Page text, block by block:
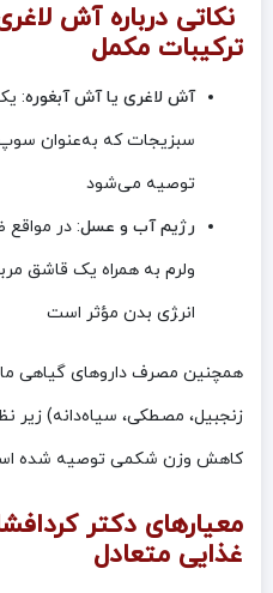
نکاتی درباره آش
ترکیبات مکمل
آش لاغری یا آش آبغوره:
سبزیجات که به‌عنوان سوپ
توصیه می‌شود
رژیم آب و عسل: در
ولرم به همراه یک قاشق
انر‍ژی بدن مؤثر است
همچنین مصرف داروهای گیاهی
زنجبیل، مصطکی، سیاه‌دانه) زیر
کاهش وزن شکمی توصیه شده
معیارهای دکتر
غذایی متعادل